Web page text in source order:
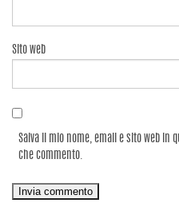
Sito web
Salva il mio nome, email e sito web in
che commento.